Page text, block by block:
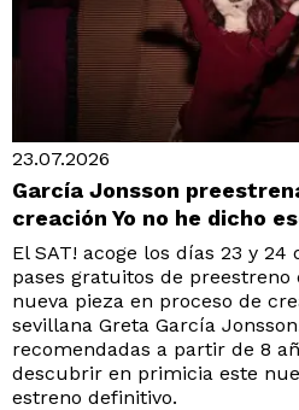
23.07.2026
García Jonsson
creación Yo no he dicho
El SAT! acoge los días 23 y 24
pases gratuitos de preestreno
nueva pieza en proceso de
sevillana Greta García
recomendadas a partir de 8
descubrir en primicia este
estreno definitivo.